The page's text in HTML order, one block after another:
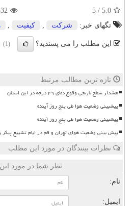
5.0
/
5
تگهای خبر:
شركت كیفیت
این مطلب را می پسندید؟ (1)
تازه ترین مطالب مرتبط
هشدار سطح نارنجی وقوع دمای ۴۹ درجه در این استان
پیشبینی وضعیت هوا طی پنج روز آینده
پیشبینی وضعیت هوا طی پنج روز آینده
پیش بینی وضعیت هوای تهران و قم در ایام تشییع
نظرات بینندگان در مورد این مطلب
نظر شما در مورد
نام:
ایمیل: